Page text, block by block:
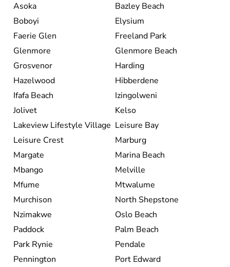
Asoka
Bazley Beach
Boboyi
Elysium
Faerie Glen
Freeland Park
Glenmore
Glenmore Beach
Grosvenor
Harding
Hazelwood
Hibberdene
Ifafa Beach
Izingolweni
Jolivet
Kelso
Lakeview Lifestyle Village Leisure Bay
Leisure Crest
Marburg
Margate
Marina Beach
Mbango
Melville
Mfume
Mtwalume
Murchison
North Shepstone
Nzimakwe
Oslo Beach
Paddock
Palm Beach
Park Rynie
Pendale
Pennington
Port Edward